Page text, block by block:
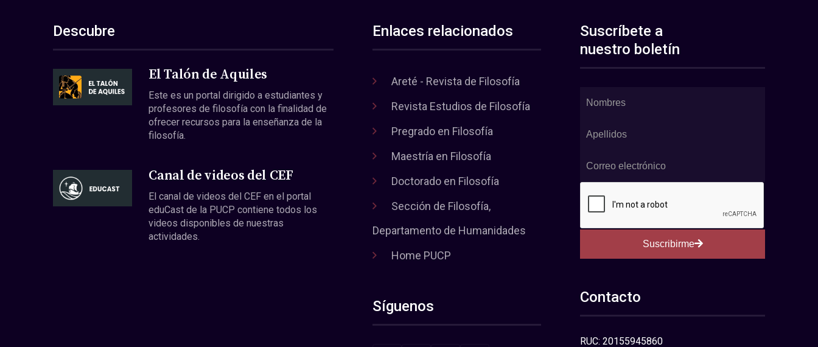
Descubre
El Talón de Aquiles
Este es un portal dirigido a estudiantes y
profesores de filosofía con la finalidad de
ofrecer recursos para la enseñanza de la
filosofía.
Canal de videos del CEF
El canal de videos del CEF en el portal
eduCast de la PUCP contiene todos los
videos disponibles de nuestras
actividades.
Enlaces relacionados
Areté - Revista de Filosofía
Revista Estudios de Filosofía
Pregrado en Filosofía
Maestría en Filosofía
Doctorado en Filosofía
Sección de Filosofía,
Departamento de Humanidades
Home PUCP
Síguenos
Suscríbete a
nuestro boletín
Suscribirme
Contacto
RUC: 20155945860